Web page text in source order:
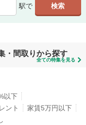
駅で
・間取りから探す
全ての特集を見る
以下
ント
家賃5万円以下